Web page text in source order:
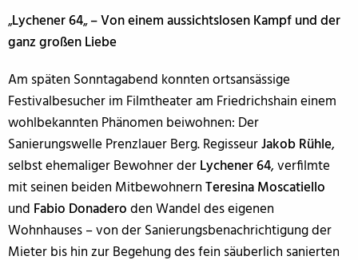
„Lychener 64„– Von einem aussichtslosen Kampf und der
ganz großen Liebe
Am späten Sonntagabend konnten ortsansässige
Festivalbesucher im Filmtheater am Friedrichshain einem
wohlbekannten Phänomen beiwohnen: Der
Sanierungswelle Prenzlauer Berg. RegisseurJakob Rühle,
selbst ehemaliger Bewohner derLychener 64, verfilmte
mit seinen beiden MitbewohnernTeresina Moscatiello
und Fabio Donaderoden Wandel des eigenen
Wohnhauses – von der Sanierungsbenachrichtigung der
Mieter bis hin zur Begehung des fein säuberlich sanierten